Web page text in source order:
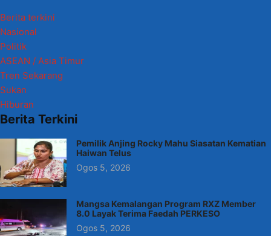
Berita terkini
Nasional
Politik
ASEAN / Asia Timur
Tren Sekarang
Sukan
Hiburan
Berita Terkini
Pemilik Anjing Rocky Mahu Siasatan Kematian
Haiwan Telus
Ogos 5, 2026
Mangsa Kemalangan Program RXZ Member
8.0 Layak Terima Faedah PERKESO
Ogos 5, 2026